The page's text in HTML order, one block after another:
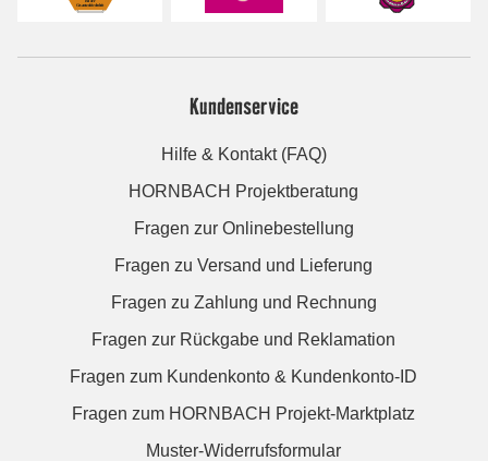
Kundenservice
Hilfe & Kontakt (FAQ)
HORNBACH Projektberatung
Fragen zur Onlinebestellung
Fragen zu Versand und Lieferung
Fragen zu Zahlung und Rechnung
Fragen zur Rückgabe und Reklamation
Fragen zum Kundenkonto & Kundenkonto-ID
Fragen zum HORNBACH Projekt-Marktplatz
Muster-Widerrufsformular